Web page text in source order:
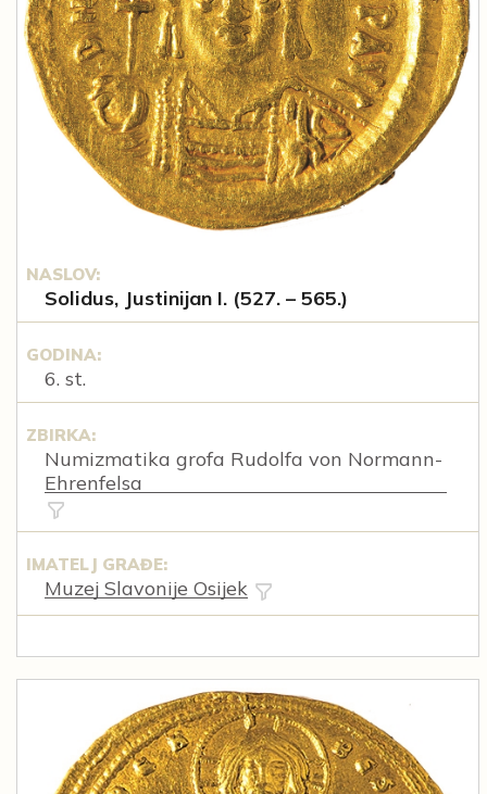
NASLOV:
Solidus, Justinijan I. (527. – 565.)
GODINA:
6. st.
ZBIRKA:
Numizmatika grofa Rudolfa von Normann-
Ehrenfelsa
IMATELJ GRAĐE:
Muzej Slavonije Osijek